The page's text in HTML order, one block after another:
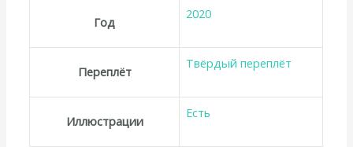
Год
2020
Переплёт
Твёрдый переплёт
Иллюстрации
Есть